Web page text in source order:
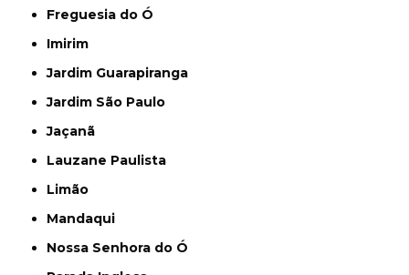
Freguesia do Ó
Imirim
Jardim Guarapiranga
Jardim São Paulo
Jaçanã
Lauzane Paulista
Limão
Mandaqui
Nossa Senhora do Ó